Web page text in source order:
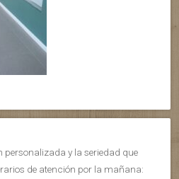
personalizada y la seriedad que
de atención por la mañana: